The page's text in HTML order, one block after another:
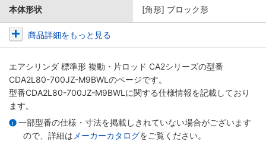
本体形状 [角形] ブロック形
商品詳細をもっと見る
エアシリンダ 標準形 複動・片ロッド CA2シリーズの型番
CDA2L80-700JZ-M9BWLのページです。
型番CDA2L80-700JZ-M9BWLに関する仕様情報を記載しており
ます。
一部型番の仕様・寸法を掲載しきれていない場合がございます
ので、詳細は メーカーカタログをご覧ください。